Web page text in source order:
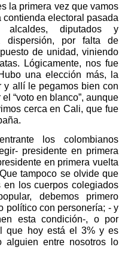
la primera vez que vamos
electoral pasada
alcaldes, diputados y
dispersión, por falta de
de unidad, viniendo
Lógicamente, nos fue
una elección más, la
y allí le pegamos bien con
“voto en blanco”, aunque
cerca en Cali, que fue
los colombianos
presidente en primera
en primera vuelta
tampoco se olvide que
los cuerpos colegiados
debemos primero
político con personería; - y
esta condición-, o por
que hoy está el 3% y es
alguien entre nosotros lo